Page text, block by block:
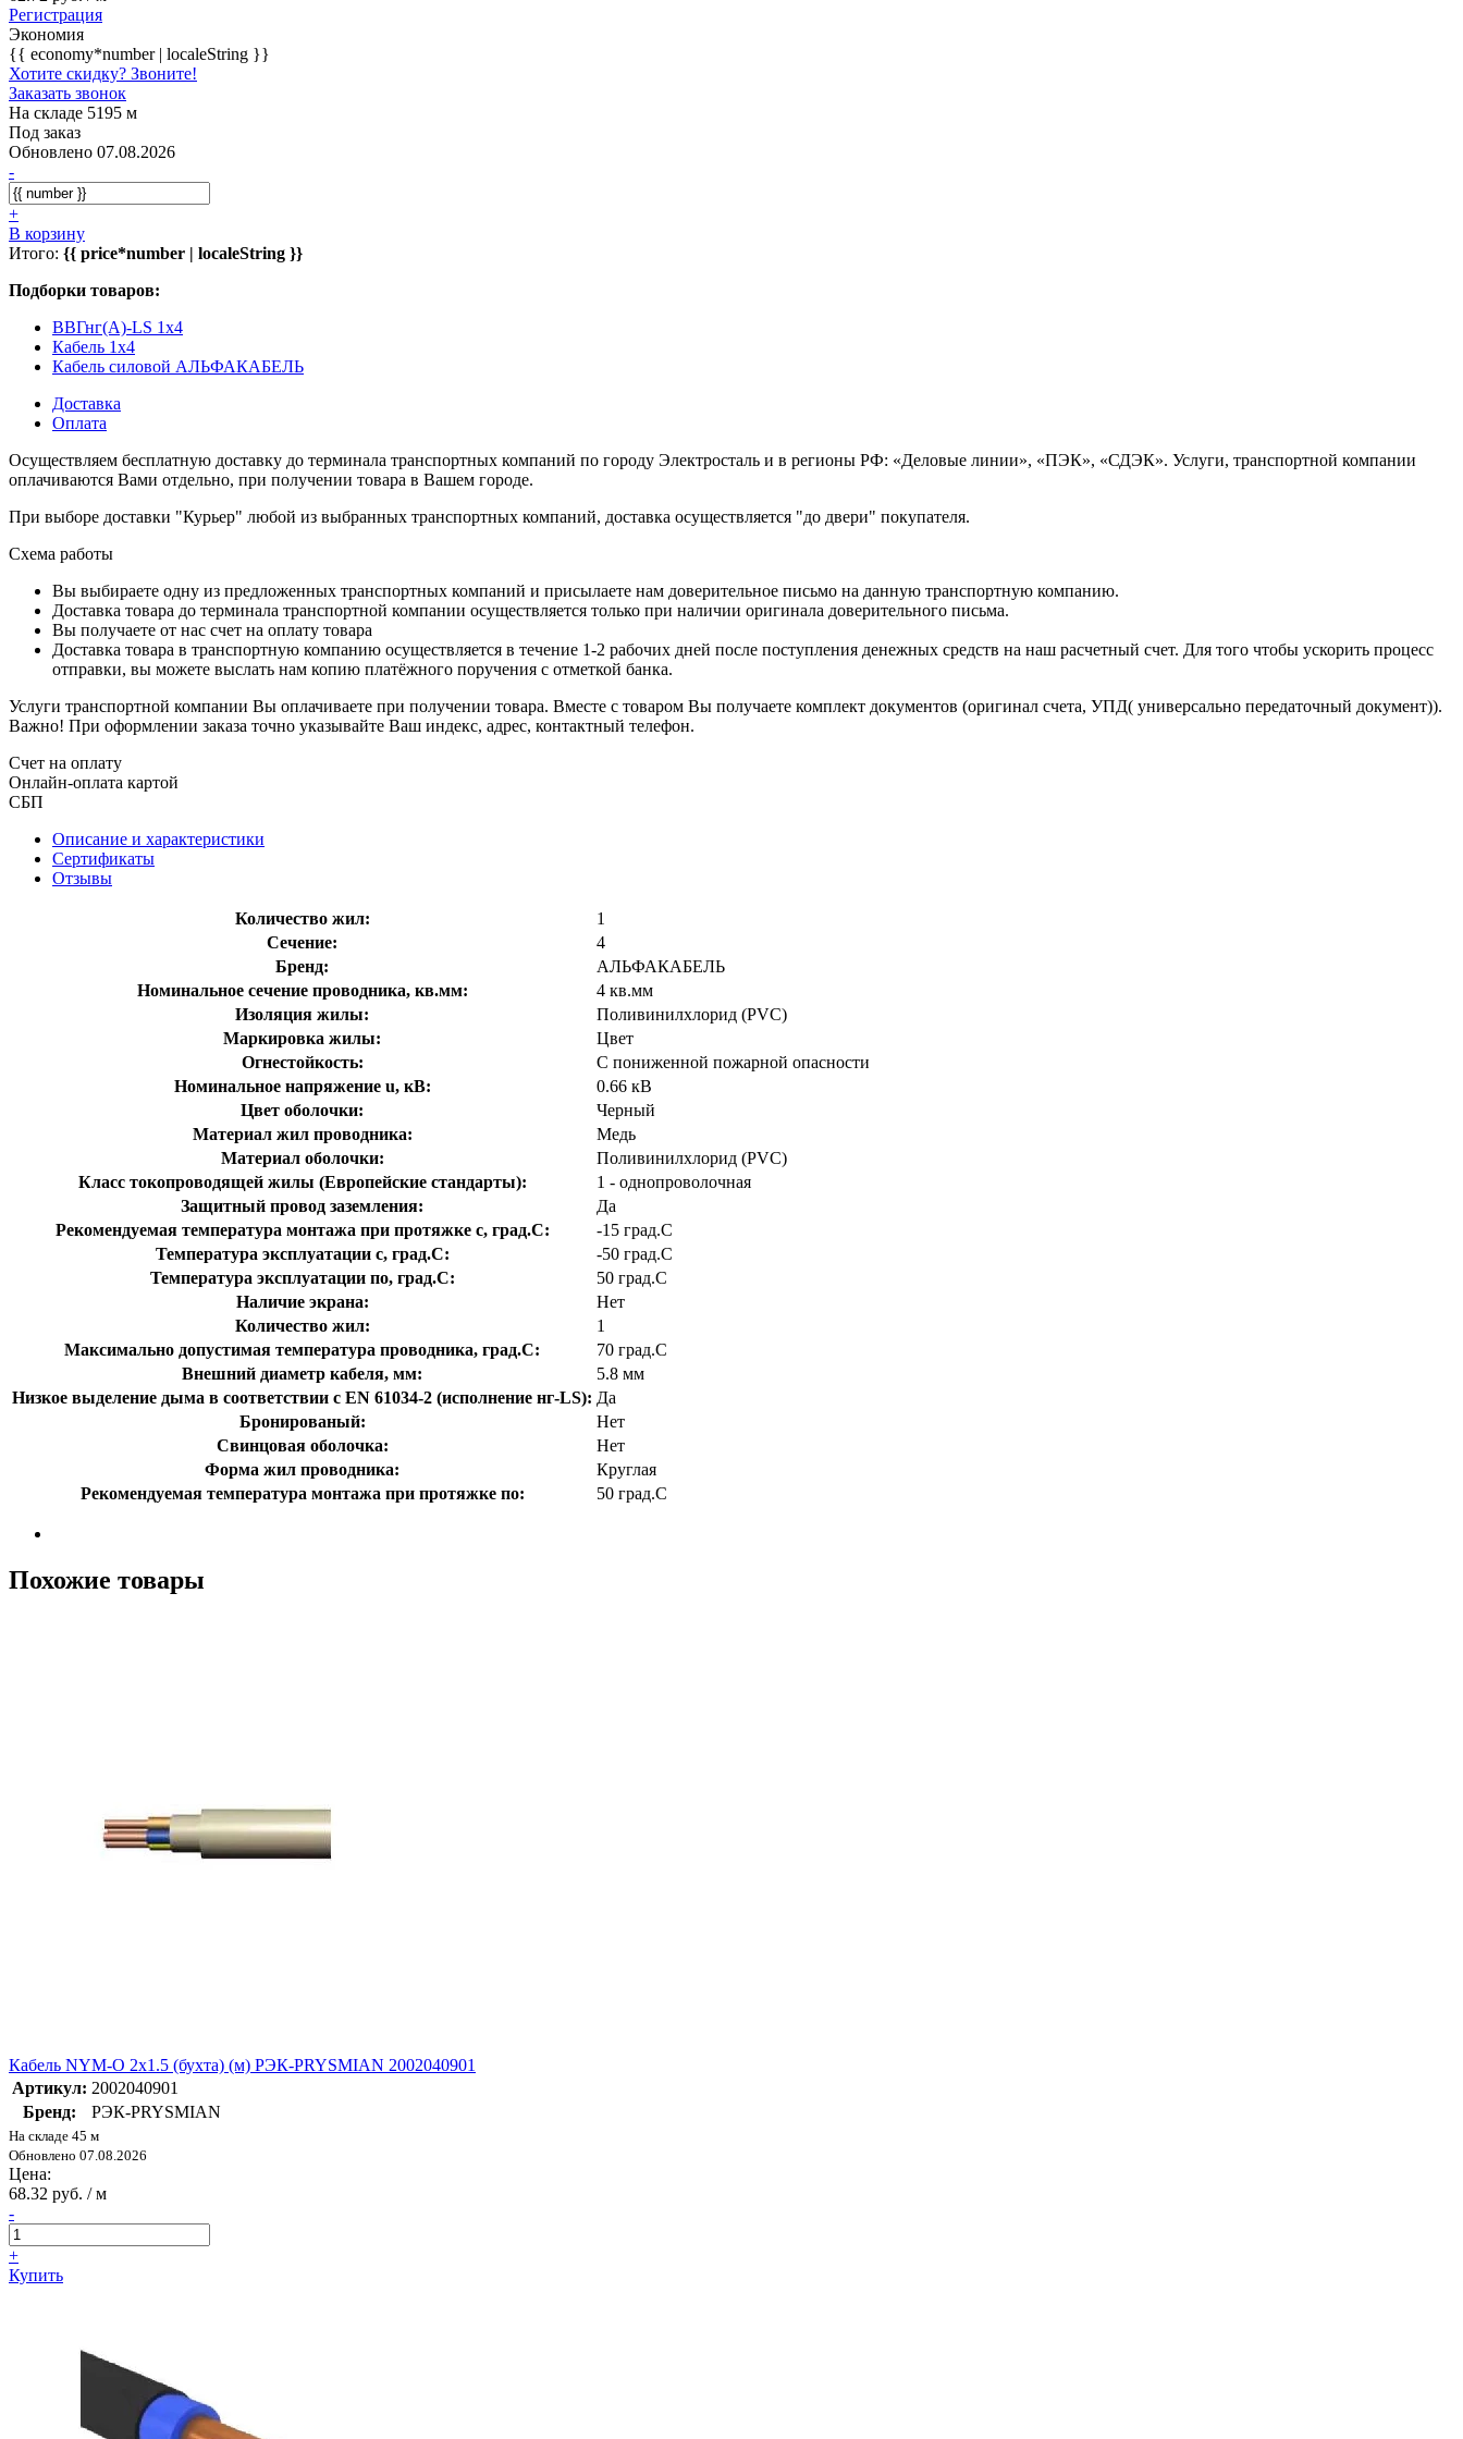
Регистрация
Экономия
{{ economy*number | localeString }}
Хотите скидку? Звоните!
Заказать звонок
На складе 5195 м
Под заказ
Обновлено 07.08.2026
-
+
В корзину
Итого: {{ price*number | localeString }}
Подборки товаров:
ВВГнг(А)-LS 1x4
Кабель 1x4
Кабель силовой АЛЬФАКАБЕЛЬ
Доставка
Оплата
Осуществляем бесплатную доставку до терминала транспортных компаний по городу Электросталь и в регионы РФ: «Деловые линии», «ПЭК», «СДЭК». Услуги, транспортной компании
оплачиваются Вами отдельно, при получении товара в Вашем городе.
При выборе доставки "Курьер" любой из выбранных транспортных компаний, доставка осуществляется "до двери" покупателя.
Схема работы
Вы выбираете одну из предложенных транспортных компаний и присылаете нам доверительное письмо на данную транспортную компанию.
Доставка товара до терминала транспортной компании осуществляется только при наличии оригинала доверительного письма.
Вы получаете от нас счет на оплату товара
Доставка товара в транспортную компанию осуществляется в течение 1-2 рабочих дней после поступления денежных средств на наш расчетный счет. Для того чтобы ускорить процесс
отправки, вы можете выслать нам копию платёжного поручения с отметкой банка.
Услуги транспортной компании Вы оплачиваете при получении товара. Вместе с товаром Вы получаете комплект документов (оригинал счета, УПД( универсально передаточный документ)).
Важно! При оформлении заказа точно указывайте Ваш индекс, адрес, контактный телефон.
Счет на оплату
Онлайн-оплата картой
СБП
Описание и характеристики
Сертификаты
Отзывы
Количество жил:
1
Сечение:
4
Бренд:
АЛЬФАКАБЕЛЬ
Номинальное сечение проводника, кв.мм:
4 кв.мм
Изоляция жилы:
Поливинилхлорид (PVC)
Маркировка жилы:
Цвет
Огнестойкость:
С пониженной пожарной опасности
Номинальное напряжение u, кВ:
0.66 кВ
Цвет оболочки:
Черный
Материал жил проводника:
Медь
Материал оболочки:
Поливинилхлорид (PVC)
Класс токопроводящей жилы (Европейские стандарты):
1 - однопроволочная
Защитный провод заземления:
Да
Рекомендуемая температура монтажа при протяжке с, град.C:
-15 град.C
Температура эксплуатации с, град.C:
-50 град.C
Температура эксплуатации по, град.C:
50 град.C
Наличие экрана:
Нет
Количество жил:
1
Максимально допустимая температура проводника, град.C:
70 град.C
Внешний диаметр кабеля, мм:
5.8 мм
Низкое выделение дыма в соответствии с EN 61034-2 (исполнение нг-LS): Да
Бронированый:
Нет
Свинцовая оболочка:
Нет
Форма жил проводника:
Круглая
Рекомендуемая температура монтажа при протяжке по:
50 град.C
Похожие товары
Кабель NYM-O 2х1.5 (бухта) (м) РЭК-PRYSMIAN 2002040901
Артикул: 2002040901
Бренд:
РЭК-PRYSMIAN
На складе 45 м
Обновлено 07.08.2026
Цена:
68.32 руб. / м
-
+
Купить